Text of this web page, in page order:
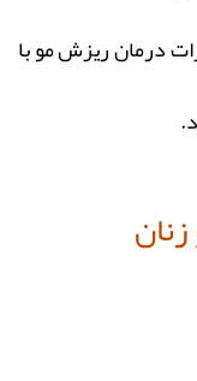
درمان ریزش مو با